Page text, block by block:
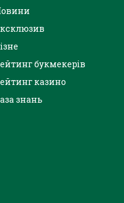
букмекерів
казино
знань